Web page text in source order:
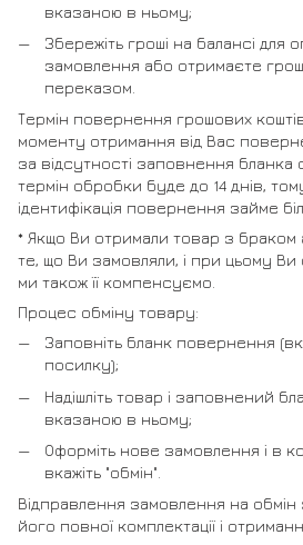
вказаною в ньому;
Збережіть гроші на балансі для
замовлення або отримаєте
переказом.
Термін повернення грошових
моменту отримання від Вас
за відсутності заповнення
термін обробки буде до 14 днів,
ідентифікація повернення займе
* Якщо Ви отримали товар з
те, що Ви замовляли, і при цьому
ми також її компенсуємо.
Процес обміну товару:
Заповніть бланк повернення
посилку);
Надішліть товар і заповнений
вказаною в ньому;
Оформіть нове замовлення і в
вкажіть "обмін".
Відправлення замовлення на обмін
його повної комплектації і